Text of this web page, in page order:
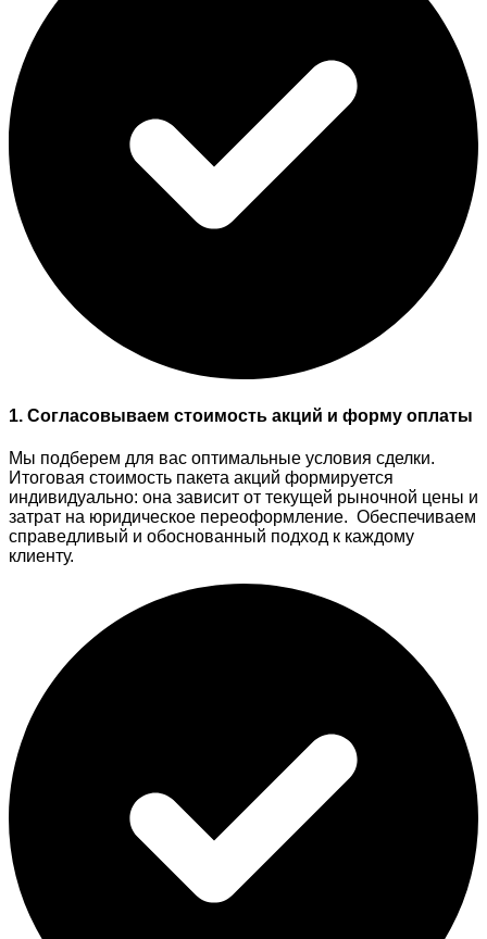
1. Согласовываем стоимость акций и форму оплаты
Мы подберем для вас оптимальные условия сделки.
Итоговая стоимость пакета акций формируется
индивидуально: она зависит от текущей рыночной цены и
затрат на юридическое переоформление. Обеспечиваем
справедливый и обоснованный подход к каждому
клиенту.